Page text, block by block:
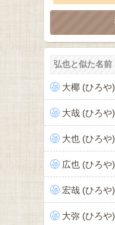
弘也と似た名前
大椰 (ひろや)
大哉 (ひろや)
大也 (ひろや)
広也 (ひろや)
宏哉 (ひろや)
大弥 (ひろや)